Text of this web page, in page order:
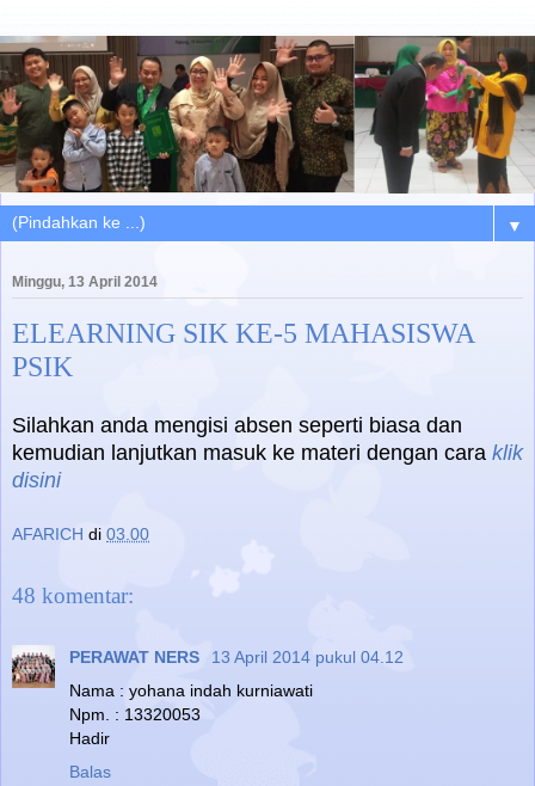
▼
Minggu, 13 April 2014
ELEARNING SIK KE-5 MAHASISWA
PSIK
Silahkan anda mengisi absen seperti biasa dan
kemudian lanjutkan masuk ke materi dengan cara klik
disini
AFARICH di 03.00
48 komentar:
PERAWAT NERS
13 April 2014 pukul 04.12
Nama : yohana indah kurniawati
Npm. : 13320053
Hadir
Balas